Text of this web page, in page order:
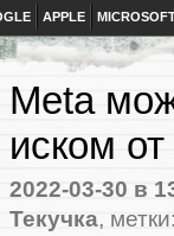
APPLE
Meta
иском
2022-03-30 в
Текучка,